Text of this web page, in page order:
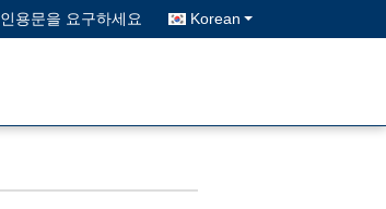
인용문을 요구하세요 Korean